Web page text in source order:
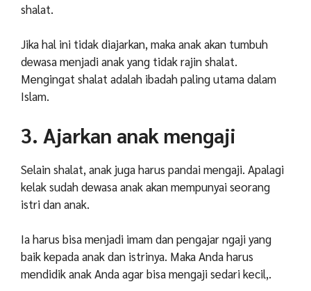
shalat.
Jika hal ini tidak diajarkan, maka anak akan tumbuh
dewasa menjadi anak yang tidak rajin shalat.
Mengingat shalat adalah ibadah paling utama dalam
Islam.
3. Ajarkan anak mengaji
Selain shalat, anak juga harus pandai mengaji. Apalagi
kelak sudah dewasa anak akan mempunyai seorang
istri dan anak.
Ia harus bisa menjadi imam dan pengajar ngaji yang
baik kepada anak dan istrinya. Maka Anda harus
mendidik anak Anda agar bisa mengaji sedari kecil,.